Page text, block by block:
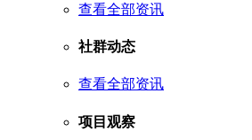
查看全部资讯
社群动态
查看全部资讯
项目观察